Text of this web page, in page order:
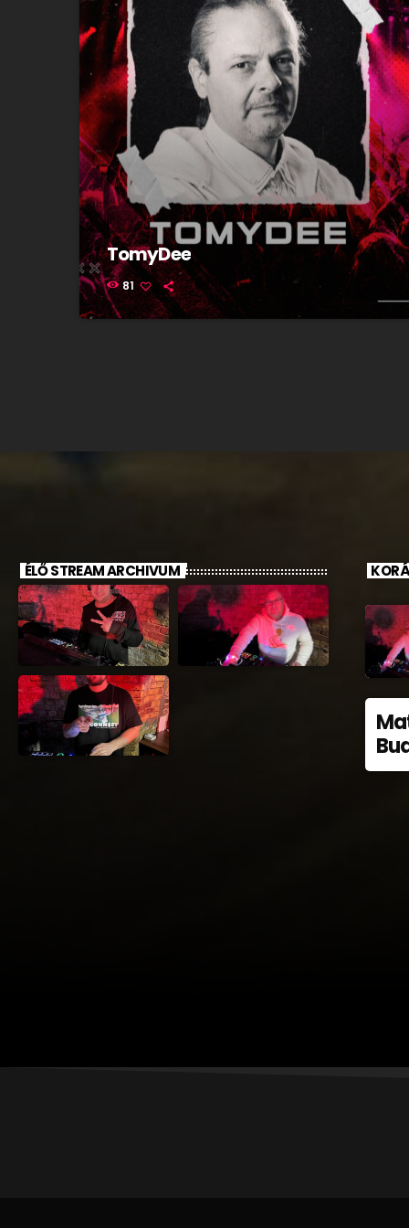
TomyDee
81
ÉLŐ STREAM ARCHIVUM